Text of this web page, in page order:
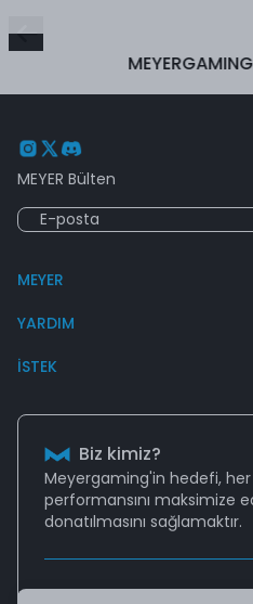
MEYERGAMING
MEYER Bülten
MEYER
YARDIM
İSTEK
Biz kimiz?
Meyergaming'in hedefi,
performansını maksimize
donatılmasını sağlamaktır.